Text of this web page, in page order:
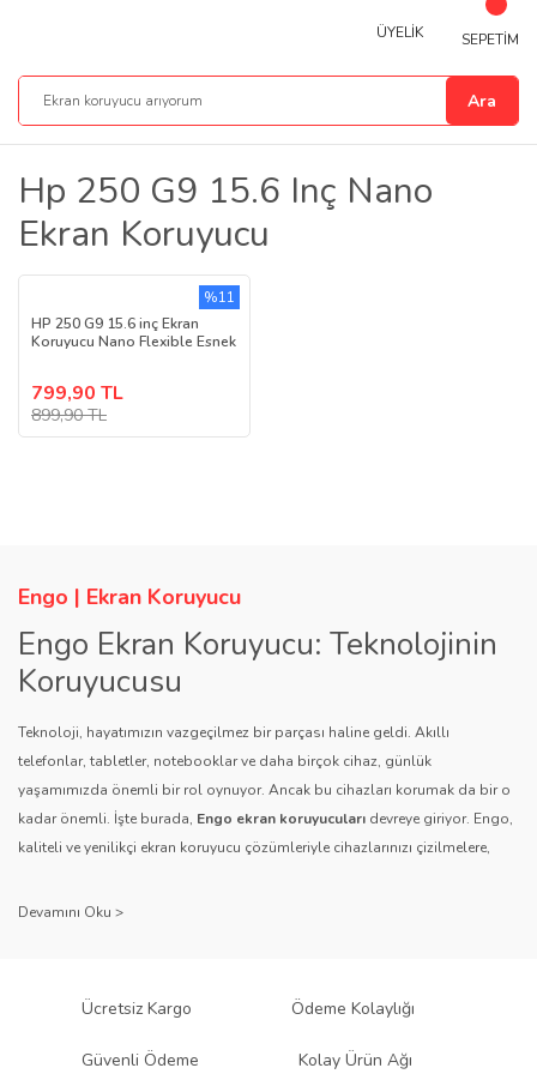
Ara
ÜYELİK SEPETİM
Hp 250 G9 15.6 Inç Nano
Ekran Koruyucu
HP 250 G9 15.6 inç Ekran
Koruyucu Nano Flexible Esnek
799,90 TL
899,90 TL
%11
Engo | Ekran Koruyucu
Engo Ekran Koruyucu: Teknolojinin
Koruyucusu
Teknoloji, hayatımızın vazgeçilmez bir parçası haline geldi. Akıllı
telefonlar, tabletler, notebooklar ve daha birçok cihaz, günlük
yaşamımızda önemli bir rol oynuyor. Ancak bu cihazları korumak da bir o
kadar önemli. İşte burada, Engo ekran koruyucuları devreye giriyor. Engo,
kaliteli ve yenilikçi ekran koruyucu çözümleriyle cihazlarınızı çizilmelere,
sağlıyor.
Engo ekran koruyucuları
, uzun yıllara dayanan tecrübesi ve teknolojiye
ürününü titiz bir kalite kontrol sürecinden geçirir. Kullanıcı dostu tasarımı
Ücretsiz Kargo Ödeme Kolaylığı
Güvenli Ödeme Kolay Ürün Ağı